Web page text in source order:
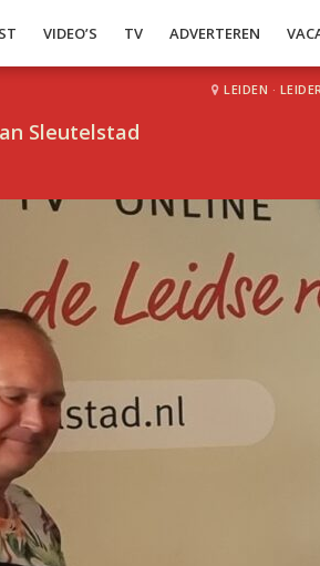
VIDEO’S TV ADVERTEREN
Sleutelstad
LEIDEN ·